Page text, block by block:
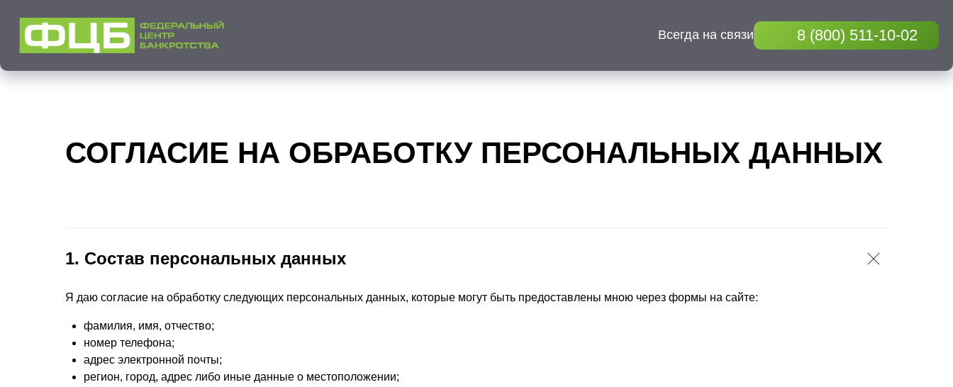
Всегда на связи 8 (800) 511-10-02
СОГЛАСИЕ НА ОБРАБОТКУ ПЕРСОНАЛЬНЫХ ДАННЫХ
1. Состав персональных данных
Я даю согласие на обработку следующих персональных данных, которые могут быть предоставлены мною через формы на сайте:
фамилия, имя, отчество;
номер телефона;
адрес электронной почты;
регион, город, адрес либо иные данные о местоположении;